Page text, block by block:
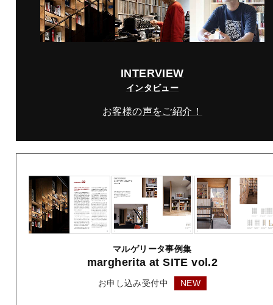
INTERVIEW
インタビュー
お客様の声をご紹介！
マルゲリータ事例集
margherita at SITE vol.2
お申し込み受付中 NEW